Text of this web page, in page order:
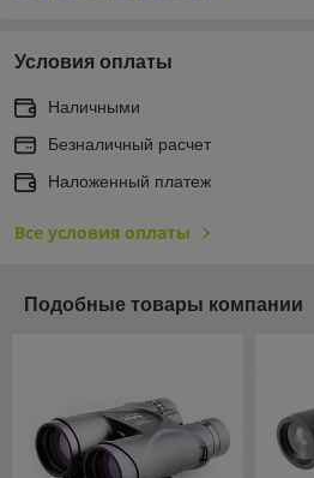
Условия оплаты
Наличными
Безналичный расчет
Наложенный платеж
Все условия оплаты
Подобные товары компании